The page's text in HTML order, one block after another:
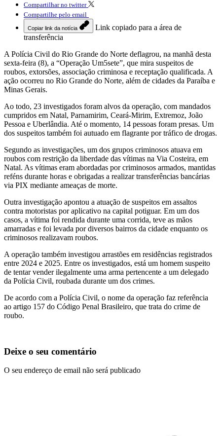
Compartilhar no twitter
Compartilhe pelo email
Copiar link da notícia
Link copiado para a área de
transferência
A Polícia Civil do Rio Grande do Norte deflagrou, na manhã desta
sexta-feira (8), a “Operação Um5sete”, que mira suspeitos de
roubos, extorsões, associação criminosa e receptação qualificada. A
ação ocorreu no Rio Grande do Norte, além de cidades da Paraíba e
Minas Gerais.
Ao todo, 23 investigados foram alvos da operação, com mandados
cumpridos em Natal, Parnamirim, Ceará-Mirim, Extremoz, João
Pessoa e Uberlândia. Até o momento, 14 pessoas foram presas. Um
dos suspeitos também foi autuado em flagrante por tráfico de drogas.
Segundo as investigações, um dos grupos criminosos atuava em
roubos com restrição da liberdade das vítimas na Via Costeira, em
Natal. As vítimas eram abordadas por criminosos armados, mantidas
reféns durante horas e obrigadas a realizar transferências bancárias
via PIX mediante ameaças de morte.
Outra investigação apontou a atuação de suspeitos em assaltos
contra motoristas por aplicativo na capital potiguar. Em um dos
casos, a vítima foi rendida durante uma corrida, teve as mãos
amarradas e foi levada por diversos bairros da cidade enquanto os
criminosos realizavam roubos.
A operação também investigou arrastões em residências registrados
entre 2024 e 2025. Entre os investigados, está um homem suspeito
de tentar vender ilegalmente uma arma pertencente a um delegado
da Polícia Civil, roubada durante um dos crimes.
De acordo com a Polícia Civil, o nome da operação faz referência
ao artigo 157 do Código Penal Brasileiro, que trata do crime de
roubo.
Deixe o seu comentário
O seu endereço de email não será publicado